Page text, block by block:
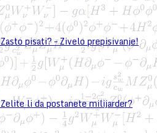
Zasto pisati? – Zivelo prepisivanje!
Zelite li da postanete milijarder?